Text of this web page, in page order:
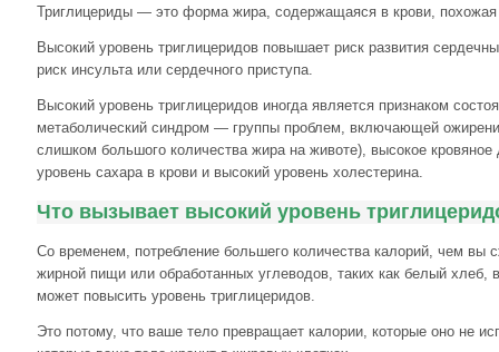
Триглицериды — это форма жира, содержащаяся в крови, похожая
Высокий уровень триглицеридов повышает риск развития
риск инсульта или сердечного приступа.
Высокий уровень триглицеридов иногда является признаком
метаболический синдром — группы проблем, включающей
слишком большого количества жира на животе), высокое
уровень сахара в крови и высокий уровень холестерина.
Что вызывает высокий уровень
Со временем, потребление большего количества калорий, чем вы
жирной пищи или обработанных углеводов, таких как белый хлеб,
может повысить уровень триглицеридов.
Это потому, что ваше тело превращает калории, которые оно не